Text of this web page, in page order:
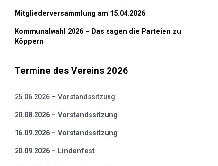
Mitgliederversammlung am 15.04.2026
Kommunalwahl 2026 – Das sagen die Parteien zu
Köppern
Termine des Vereins 2026
25.06.2026 – Vorstandssitzung
20.08.2026 – Vorstandssitzung
16.09.2026 – Vorstandssitzung
20.09.2026 – Lindenfest